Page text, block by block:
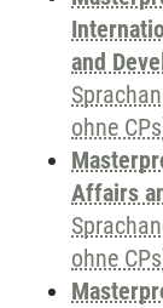
and
ohne
Affairs
ohne